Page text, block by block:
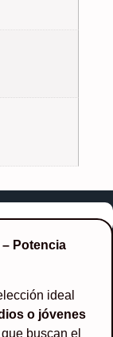
Potencia
ideal
o jóvenes
que buscan el